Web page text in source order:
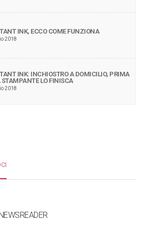
INK, ECCO COME FUNZIONA
2018
INK: INCHIOSTRO A DOMICILIO, PRIMA
STAMPANTE LO FINISCA
2018